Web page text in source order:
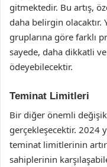
gitmektedir. Bu artış,
daha belirgin
gruplarına göre farklı
sayede, daha dikkatli
ödeyebilecektir.
Teminat Limitleri
Bir diğer önemli
gerçekleşecektir. 2024
teminat limitlerinin
sahiplerinin